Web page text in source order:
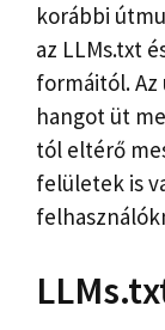
korábbi
az LLMs.txt
formáitól.
hangot üt
tól eltérő
felületek is